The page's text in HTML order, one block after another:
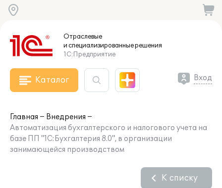
Отраслевые
и специализированныерешения
1С:Предприятие
Каталог Вход
Главная
Внедрения
Автоматизация бухгалтерского и налогового учета на
базе ПП "1C:Бухгалтерия 8.0", в организации
занимающейся производством
К списку